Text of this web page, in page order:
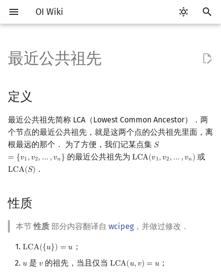
OI Wiki
入
以
始
搜
索
Getting Started
关于本项目
如何参与
OI Wiki 不是什么
格式手册
F.A.Q.
致谢
比赛相关简介
赛事
题型
学习路线
学习资源
常见错误
常见技巧
出题
工具软件简介
代码编辑工具
VS Code
Atom
Eclipse
CLion
评测工具
CCR Plus
Lemon
命令行
命令行编译与调试
WSL (Windows 10)
Testlib
Generator
Validator
Interactor
语言基础简介
C++ 基础
运算
流程控制语句
C++ 标准库 STL 算法
bitset
string
C++ 进阶 重载运算符
引用
pb_ds
C++ 与其他常用语言的区别
Python 速成
Java 进阶
算法基础简介
复杂度
枚举
模拟
递归 & 分治
排序
冒泡排序
插入排序
计数排序
堆排序
二分
搜索部分简介
DFS（搜索）
BFS（搜索）
双向搜索
启发式搜索
迭代加深搜索
回溯法
动态规划部分简介
动态规划基础
记忆化搜索
背包 DP
区间 DP
树形 DP
数位 DP
斜率优化
四边形不等式优化
Slope Trick 优化
字符串部分简介
字符串基础
标准库
字符串匹配
字符串哈希
前缀函数与 KMP 算法
Z 函数（扩展 KMP）
数学部分简介
布尔代数
数字系统 平衡三进制
格雷码
位操作
二进制集合操作
快速幂
弧度制与坐标系
最大公约数
欧拉函数
费马小定理 & 欧拉定理
快速傅里叶变换
快速数论变换
快速沃尔什变换
多项式初等函数
容斥原理
斐波那契数列
错位排列
伯努利数
内积和外积
矩阵
初等变换
线性映射
域论
Schreier–Sims 算法
随机变量
随机变量的数字特征
概率不等式
零和游戏
非公平组合游戏
高斯消元
牛顿迭代法
数据结构部分简介
栈
队列
链表
哈希表
堆
左偏树
块状链表
树分块
Sqrt Tree
单调栈
李超线段树
猫树
区间最值操作 & 区间历史
Splay 树
WBLT
替罪羊树
红黑树
可持久化块状数组
可持久化平衡树
可持久化字典树
线段树套平衡树
树状数组套权值线段树
分块套树状数组
Euler Tour Tree
Top Tree
定义
性质
求法
朴素算法
过程
倍增算法
性质
最短路
差分约束
k 短路
同余最短路
最小生成树
最小树形图
最小直径生成树
强连通分量
双连通分量
割点和桥
圆方树
点/边连通度
网络流简介
最大流
最小割
费用流
上下界网络流
图匹配
二分图最大匹配
二分图最大权匹配
一般图最大匹配
一般图最大权匹配
计算几何部分简介
二维计算几何基础
三维计算几何基础
距离
Pick 定理
凸包
旋转卡壳
杂项简介
离散化
双指针
离线算法
整体二分
莫队算法
分数规划
爬山算法
模拟退火
悬线法
计算理论基础
RMQ
并查集应用
括号序列
线段树与离线询问
最近公共祖先
定义
最近公共祖先简称 LCA（Lowest Common Ancestor）．两
个节点的最近公共祖先，就是这两个点的公共祖先里面，离
根最远的那个． 为了方便，我们记某点集 𝑆
= {𝑣1,𝑣2, … ,𝑣𝑛}
S=
的最近公共祖先为 LCA(𝑣1,𝑣2,… ,𝑣𝑛)
LCA(v1,v2,…, vn ) 或
LCA(𝑆)
LCA(S) ．
性质
本节性质 部分内容翻译自 wcipeg，并做过修改．
LCA({𝑢}) = 𝑢
LCA({u})=u ；
𝑢
u 是𝑣
v的祖先，当且仅当 LCA(𝑢,𝑣) = 𝑢
LCA(u,v)=u
；